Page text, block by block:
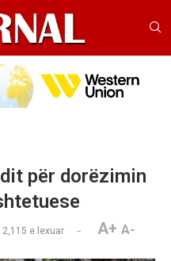
për dorëzimin
2,115 e lexuar A+ A-